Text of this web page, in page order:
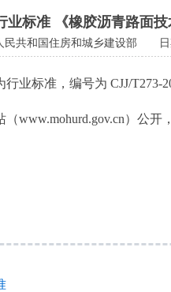
标准 《橡胶沥青路面技
民共和国住房和城乡建设部 日
标准，编号为 CJJ/T273-
）公开